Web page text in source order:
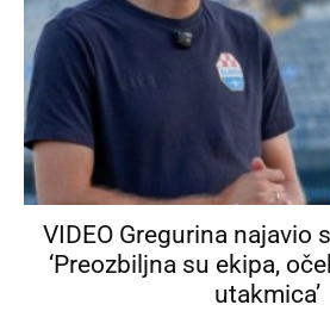
VIDEO Gregurina najavio
‘Preozbiljna su ekipa,
utakmica’